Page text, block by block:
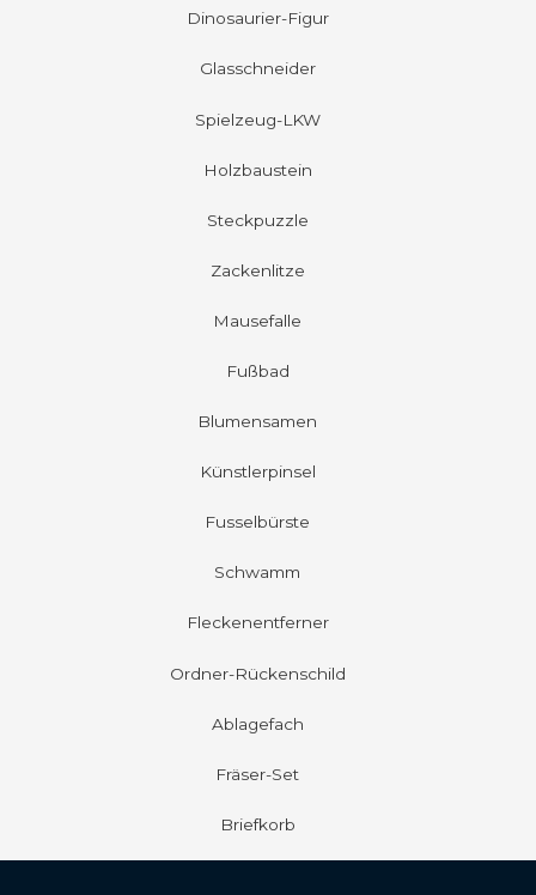
Dinosaurier-Figur
Glasschneider
Spielzeug-LKW
Holzbaustein
Steckpuzzle
Zackenlitze
Mausefalle
Fußbad
Blumensamen
Künstlerpinsel
Fusselbürste
Schwamm
Fleckenentferner
Ordner-Rückenschild
Ablagefach
Fräser-Set
Briefkorb